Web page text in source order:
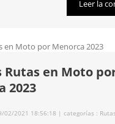
Leer la
Rutas en Moto
2023
02/2021 18:56:18 | categorías : Rutas